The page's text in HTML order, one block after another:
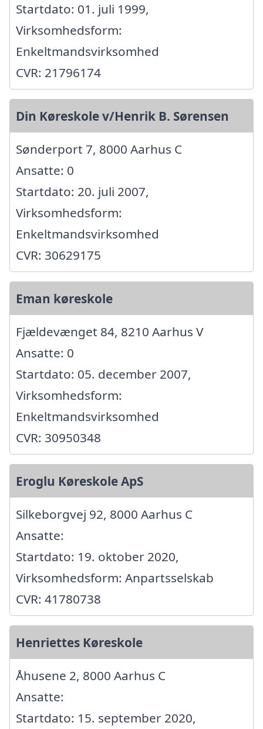
Startdato: 01. juli 1999,
Virksomhedsform:
Enkeltmandsvirksomhed
CVR: 21796174
Din Køreskole v/Henrik B. Sørensen
Sønderport 7, 8000 Aarhus C
Ansatte: 0
Startdato: 20. juli 2007,
Virksomhedsform:
Enkeltmandsvirksomhed
CVR: 30629175
Eman køreskole
Fjældevænget 84, 8210 Aarhus V
Ansatte: 0
Startdato: 05. december 2007,
Virksomhedsform:
Enkeltmandsvirksomhed
CVR: 30950348
Eroglu Køreskole ApS
Silkeborgvej 92, 8000 Aarhus C
Ansatte:
Startdato: 19. oktober 2020,
Virksomhedsform: Anpartsselskab
CVR: 41780738
Henriettes Køreskole
Åhusene 2, 8000 Aarhus C
Ansatte:
Startdato: 15. september 2020,